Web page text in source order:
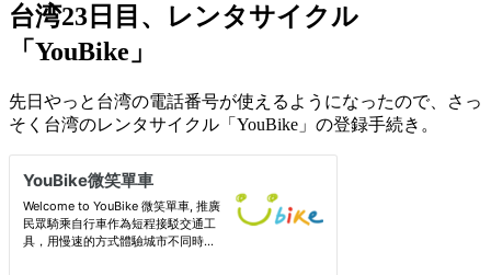
台湾23日目、レンタサイクル
「YouBike」
先日やっと台湾の電話番号が使えるようになったので、さっ
そく台湾のレンタサイクル「YouBike」の登録手続き。